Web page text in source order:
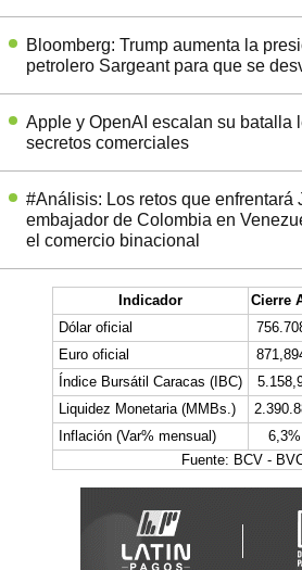
Bloomberg: Trump aumenta la
petrolero Sargeant para que se
Apple y OpenAI escalan su batalla
secretos comerciales
#Análisis: Los retos que enfrentará
embajador de Colombia en
el comercio binacional
Indicador Cierre
Dólar oficial
Euro oficial
Índice Bursátil Caracas (IBC)
Liquidez Monetaria (MMBs.)
Inflación (Var% mensual)
6,3%
Fuente: BCV -